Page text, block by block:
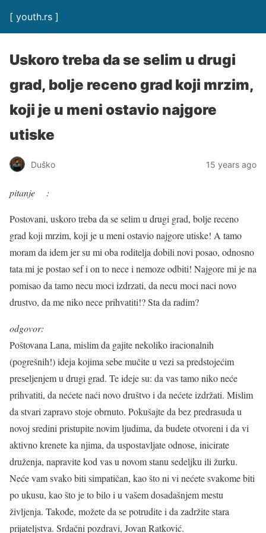
[ youth.rs ]
Uskoro treba da se selim u drugi
grad, bolje receno grad koji mrzim,
koji je u meni ostavio najgore
utiske
Duško 15 years ago
pitanje :
Postovani, uskoro treba da se selim u drugi grad, bolje receno
grad koji mrzim, koji je u meni ostavio najgore utiske! A tamo
moram da idem jer su mi oba roditelja dobili novi posao, odnosno
tata mi je postao sef i on to nece i nemoze odbiti! Najgore mi je na
pomisao da tamo necu moci izdrzati, da necu moci naci novo
drustvo, da me niko nece prihvatiti!? Sta da radim?
odgovor:
Poštovana Lana, mislim da gajite nekoliko iracionalnih
(pogrešnih!) ideja kojima sebe mučite u vezi sa predstojećim
preseljenjem u drugi grad. Te ideje su: da vas tamo niko neće
prihvatiti, da nećete naći novo društvo i da nećete izdržati. Mislim
da stvari zapravo stoje obrnuto. Pokušajte da bez predrasuda u
novoj sredini pristupite novim ljudima, da budete otvoreni i da vi
aktivno krenete ka njima, da uspostavljate odnose, inicirate
druženja, napravite kod vas u novom stanu sedeljku ili žurku.
Neće vam svako biti simpatičan, kao što ni vi nećete svakome biti
po ukusu, kao što je to bilo i u vašem dosadašnjem mestu
življenja. Takođe, možete da se potrudite i da zadržite stara
prijateljstva. Srdačni pozdravi, Jovan Ratković.